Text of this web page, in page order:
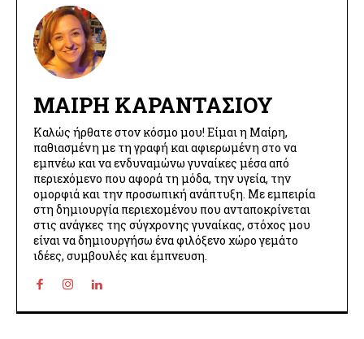
ΜΑΊΡΗ ΚΑΡΑΝΤΆΣΙΟΥ
Καλώς ήρθατε στον κόσμο μου! Είμαι η Μαίρη,
παθιασμένη με τη γραφή και αφιερωμένη στο να
εμπνέω και να ενδυναμώνω γυναίκες μέσα από
περιεχόμενο που αφορά τη μόδα, την υγεία, την
ομορφιά και την προσωπική ανάπτυξη. Με εμπειρία
στη δημιουργία περιεχομένου που ανταποκρίνεται
στις ανάγκες της σύγχρονης γυναίκας, στόχος μου
είναι να δημιουργήσω ένα φιλόξενο χώρο γεμάτο
ιδέες, συμβουλές και έμπνευση.